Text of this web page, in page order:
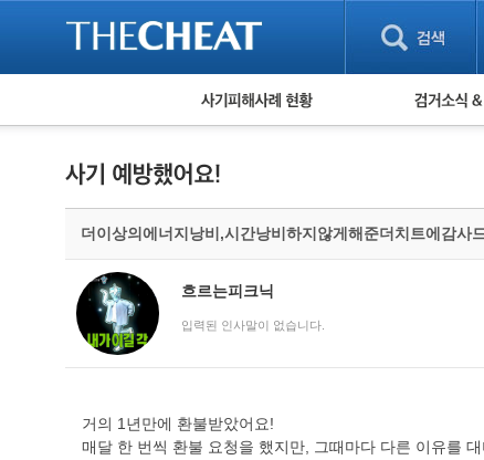
피해사례 현황
게임 · 비실물 피해사례
보이스피싱 피해사례
유해사이트 목록
비공개 피해사례
워킹홀리데이 피해사례
검거 소식
더이상의에너지낭비,시간낭비하지않게해준더치트에감사
흐르는피크닉
입력된 인사말이 없습니다.
거의 1년만에 환불받았어요!
매달 한 번씩 환불 요청을 했지만, 그때마다 다른 이유를